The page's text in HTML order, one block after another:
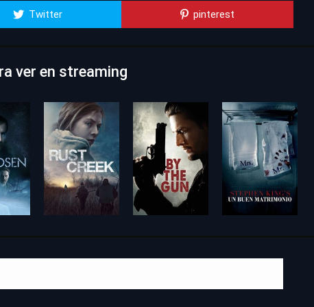
Twitter pinterest
ver en streaming